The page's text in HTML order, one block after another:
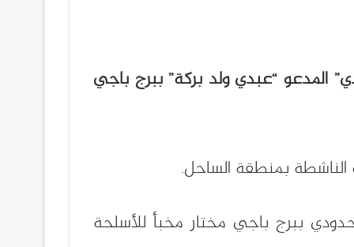
المدعو “عبدي ولد بركة” ببرج باجي
ببرج باجي مختار مخبأ للأسلحة